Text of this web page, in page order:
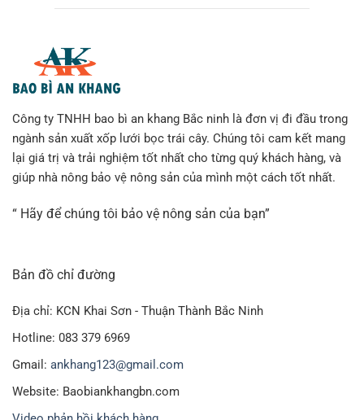
Công ty TNHH bao bì an khang Bắc ninh là đơn vị đi đầu trong
ngành sản xuất xốp lưới bọc trái cây. Chúng tôi cam kết mang
lại giá trị và trải nghiệm tốt nhất cho từng quý khách hàng, và
giúp nhà nông bảo vệ nông sản của mình một cách tốt nhất.
“ Hãy để chúng tôi bảo vệ nông sản của bạn”
Bản đồ chỉ đường
Địa chỉ: KCN Khai Sơn - Thuận Thành Bắc Ninh
Hotline: 083 379 6969
Gmail: ankhang123@gmail.com
Website: Baobiankhangbn.com